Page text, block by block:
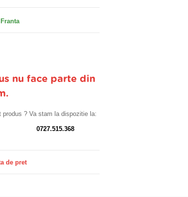
nu face parte din
? Va stam la dispozitie la:
0727.515.368
de pret